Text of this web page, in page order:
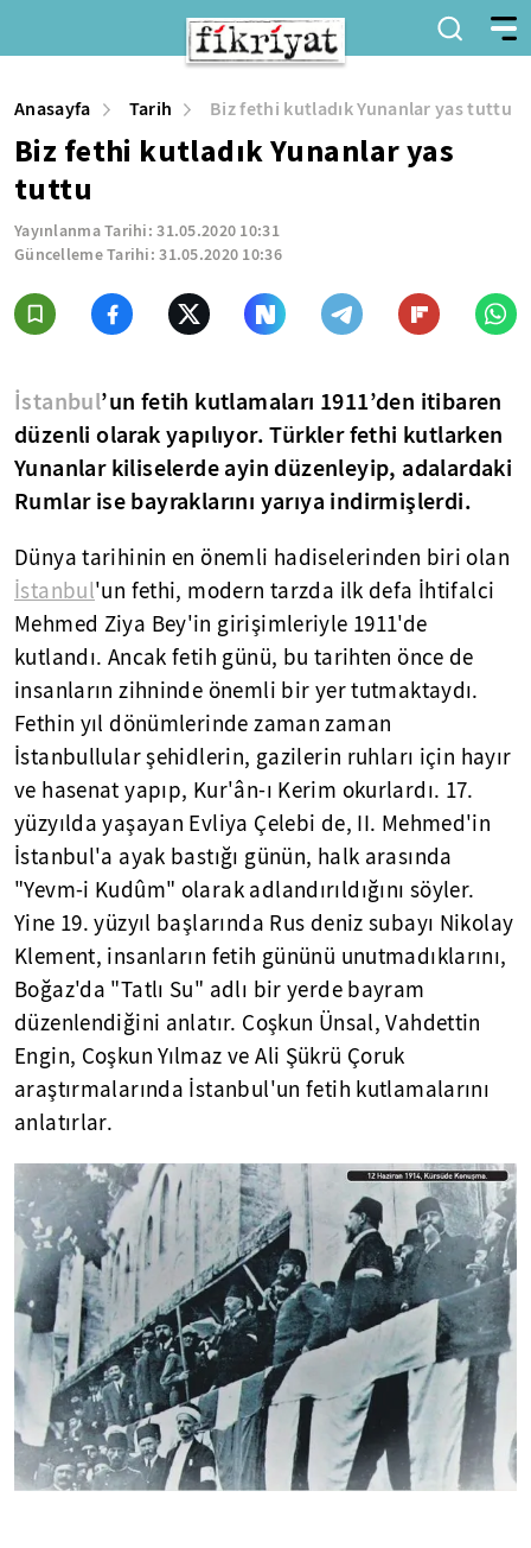
Anasayfa Tarih Biz fethi kutladık Yunanlar yas tuttu
Biz fethi kutladık Yunanlar yas
tuttu
Yayınlanma Tarihi:31.05.2020 10:31
Güncelleme Tarihi:31.05.2020 10:36
İstanbul’un fetih kutlamaları 1911’den itibaren
düzenli olarak yapılıyor. Türkler fethi kutlarken
Yunanlar kiliselerde ayin düzenleyip, adalardaki
Rumlar ise bayraklarını yarıya indirmişlerdi.
Dünya tarihinin en önemli hadiselerinden biri olan
İstanbul'un fethi, modern tarzda ilk defa İhtifalci
Mehmed Ziya Bey'in girişimleriyle 1911'de
kutlandı. Ancak fetih günü, bu tarihten önce de
insanların zihninde önemli bir yer tutmaktaydı.
Fethin yıl dönümlerinde zaman zaman
İstanbullular şehidlerin, gazilerin ruhları için hayır
ve hasenat yapıp, Kur'ân-ı Kerim okurlardı. 17.
yüzyılda yaşayan Evliya Çelebi de, II. Mehmed'in
İstanbul'a ayak bastığı günün, halk arasında
"Yevm-i Kudûm" olarak adlandırıldığını söyler.
Yine 19. yüzyıl başlarında Rus deniz subayı Nikolay
Klement, insanların fetih gününü unutmadıklarını,
Boğaz'da "Tatlı Su" adlı bir yerde bayram
düzenlendiğini anlatır. Coşkun Ünsal, Vahdettin
Engin, Coşkun Yılmaz ve Ali Şükrü Çoruk
araştırmalarında İstanbul'un fetih kutlamalarını
anlatırlar.